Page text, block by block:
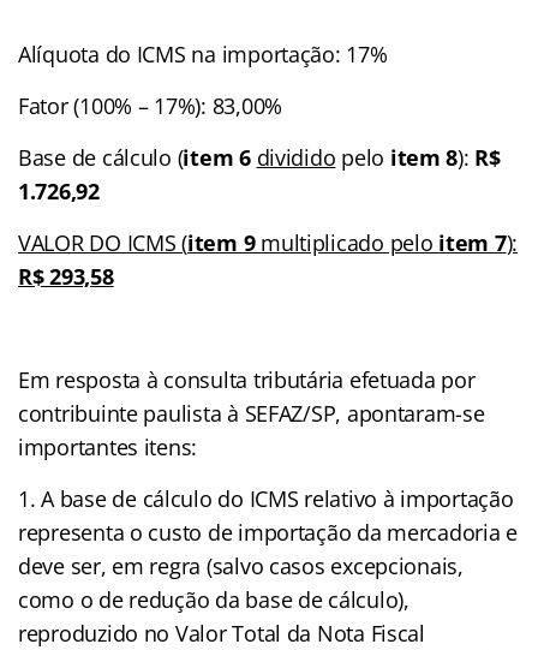
Alíquota do ICMS na importação: 17%
Fator (100% – 17%): 83,00%
Base de cálculo (item 6 dividido pelo item 8): R$
1.726,92
VALOR DO ICMS (item 9 multiplicado pelo item 7):
R$ 293,58
Em resposta à consulta tributária efetuada por
contribuinte paulista à SEFAZ/SP, apontaram-se
importantes itens:
A base de cálculo do ICMS relativo à importação
representa o custo de importação da mercadoria e
deve ser, em regra (salvo casos excepcionais,
como o de redução da base de cálculo),
reproduzido no Valor Total da Nota Fiscal